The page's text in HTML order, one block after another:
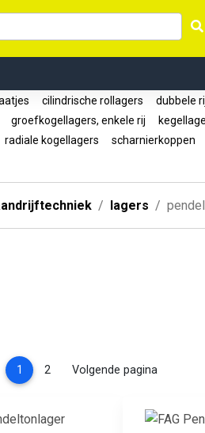
cilindrische rollagers dubbele
groefkogellagers, enkele rij
radiale kogellagers scharnierkoppen
lagers
1 (current)
2 Volgende pagina